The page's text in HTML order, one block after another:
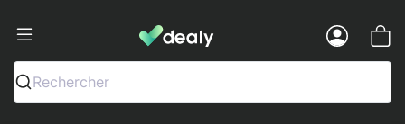
Dealy - Fundas y accesorios para
Rechercher